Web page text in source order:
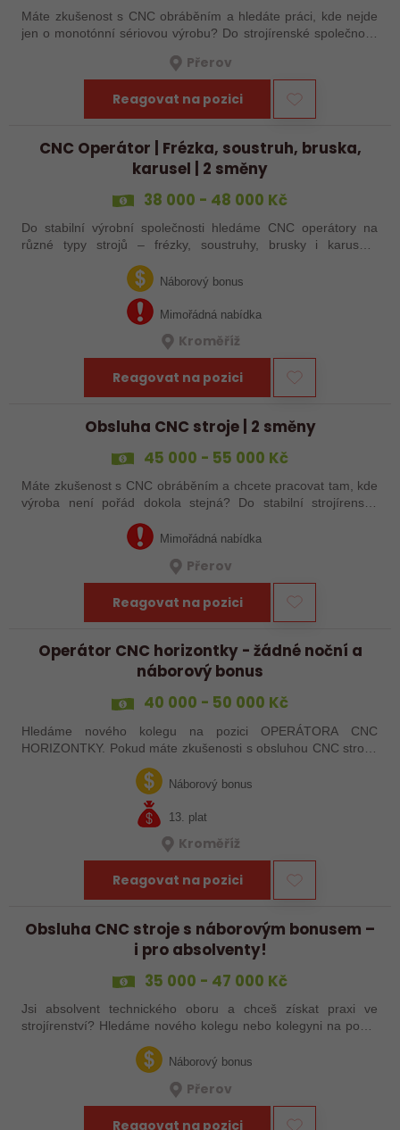
Máte zkušenost s CNC obráběním a hledáte práci, kde nejde
jen o monotónní sériovou výrobu? Do strojírenské společnosti
Přerov
Reagovat na pozici
CNC Operátor | Frézka, soustruh, bruska,
karusel | 2 směny
38 000 - 48 000 Kč
Do stabilní výrobní společnosti hledáme CNC operátory na
různé typy strojů – frézky, soustruhy, brusky i karusely.
Uplatnění u nás najdou zkušení obráběči i absolventi
technických oborů, kteří se…Náborový bonus
Mimořádná nabídka
Kroměříž
Reagovat na pozici
Obsluha CNC stroje | 2 směny
45 000 - 55 000 Kč
Máte zkušenost s CNC obráběním a chcete pracovat tam, kde
výroba není pořád dokola stejná? Do stabilní strojírenské
zakázkovou výrobu. Čeká Vás…Mimořádná nabídka
Přerov
Reagovat na pozici
Operátor CNC horizontky - žádné noční a
náborový bonus
40 000 - 50 000 Kč
Hledáme nového kolegu na pozici OPERÁTORA CNC
HORIZONTKY. Pokud máte zkušenosti s obsluhou CNC strojů,
orientujete se ve výkresové dokumentaci a máte chuť naučit se
něco nového, pak jste ideálním…Náborový bonus
13. plat
Kroměříž
Reagovat na pozici
Obsluha CNC stroje s náborovým bonusem –
i pro absolventy!
35 000 - 47 000 Kč
Jsi absolvent technického oboru a chceš získat praxi ve
strojírenství? Hledáme nového kolegu nebo kolegyni na pozici
obsluhy strojů – pokud tě láká práce ve výrobě, kde se něco
skutečně tvoří, rádi…
Náborový bonus
Přerov
Reagovat na pozici